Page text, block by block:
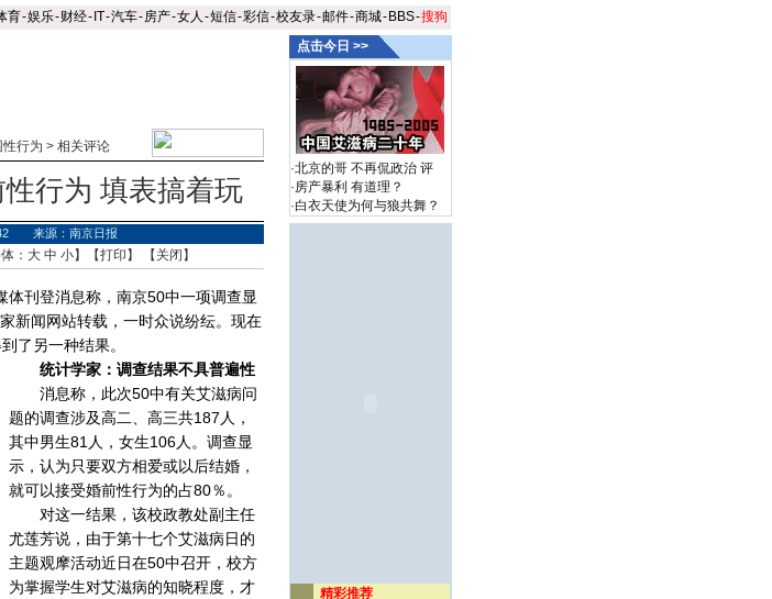
育-娱乐-财经- IT-汽车-房产-女人 -短信-彩信-校友录-邮件-商城- BBS-搜狗
行为 > 相关评论
行为 填表搞着玩
来源：南京日报
： 大 中 小】【打印 】 【 关闭 】
刊登消息称，南京50中一项调查显
新闻网站转载，一时众说纷纭。现在
了另一种结果。
统计学家：调查结果不具普遍性
消息称，此次50中有关艾滋病问
题的调查涉及高二、高三共187人，
其中男生81人，女生106人。调查显
示，认为只要双方相爱或以后结婚，
就可以接受婚前性行为的占80％。
对这一结果，该校政教处副主任
尤莲芳说，由于第十七个艾滋病日的
主题观摩活动近日在50中召开，校方
为掌握学生对艾滋病的知晓程度，才
点击今日 >>
·北京的哥 不再侃政治 评
·房产暴利 有道理？
·白衣天使为何与狼共舞？